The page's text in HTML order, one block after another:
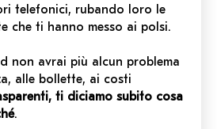
telefonici, rubando loro le
che ti hanno messo ai polsi.
non avrai più alcun problema
alle bollette, ai costi
ti diciamo subito cosa
.